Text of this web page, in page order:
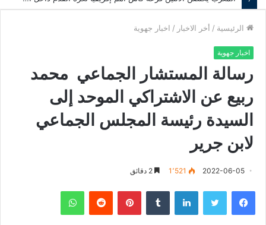
الرئيسية / أخر الاخبار / اخبار جهوية
اخبار جهوية
رسالة المستشار الجماعي محمد
ربيع عن الاشتراكي الموحد إلى
السيدة رئيسة المجلس الجماعي
لابن جرير
2022-06-05 1٬521
فيسبوك لينكدإن بينتيريست